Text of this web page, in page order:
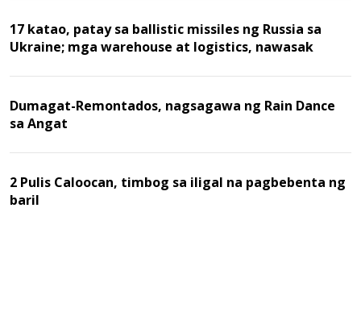
17 katao, patay sa ballistic missiles ng Russia sa
Ukraine; mga warehouse at logistics, nawasak
Dumagat-Remontados, nagsagawa ng Rain Dance
sa Angat
2 Pulis Caloocan, timbog sa iligal na pagbebenta ng
baril